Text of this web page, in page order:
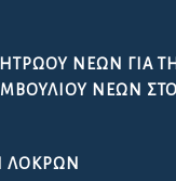
ΝΈΩΝ ΓΙΑ
ΝΈΩΝ
ΛΟΚΡΏΝ